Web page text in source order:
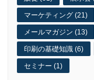
マーケティング (21)
メールマガジン (13)
印刷の基礎知識 (6)
セミナー (1)